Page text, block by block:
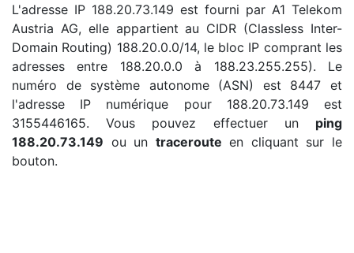
L'adresse IP 188.20.73.149 est fourni par A1 Telekom
Austria AG, elle appartient au CIDR (Classless Inter-
Domain Routing) 188.20.0.0/14, le bloc IP comprant les
adresses entre 188.20.0.0 à 188.23.255.255). Le
numéro de système autonome (ASN) est 8447 et
l'adresse IP numérique pour 188.20.73.149 est
3155446165. Vous pouvez effectuer un ping
188.20.73.149 ou un traceroute en cliquant sur le
bouton.